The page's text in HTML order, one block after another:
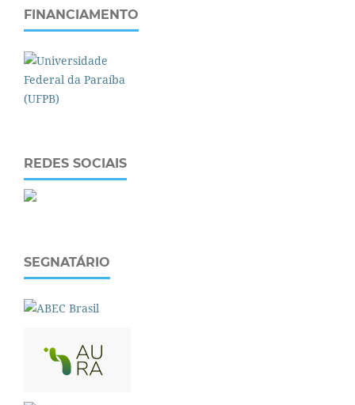
FINANCIAMENTO
REDES SOCIAIS
SEGNATÁRIO